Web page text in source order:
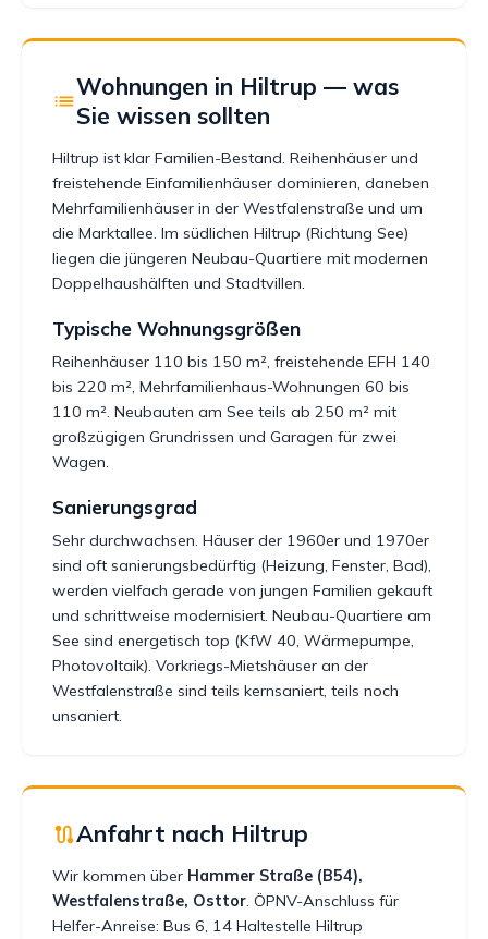
Wohnungen in Hiltrup — was
Sie wissen sollten
Hiltrup ist klar Familien-Bestand. Reihenhäuser und
freistehende Einfamilienhäuser dominieren, daneben
Mehrfamilienhäuser in der Westfalenstraße und um
die Marktallee. Im südlichen Hiltrup (Richtung See)
liegen die jüngeren Neubau-Quartiere mit modernen
Doppelhaushälften und Stadtvillen.
Typische Wohnungsgrößen
Reihenhäuser 110 bis 150 m², freistehende EFH 140
bis 220 m², Mehrfamilienhaus-Wohnungen 60 bis
110 m². Neubauten am See teils ab 250 m² mit
großzügigen Grundrissen und Garagen für zwei
Wagen.
Sanierungsgrad
Sehr durchwachsen. Häuser der 1960er und 1970er
sind oft sanierungsbedürftig (Heizung, Fenster, Bad),
werden vielfach gerade von jungen Familien gekauft
und schrittweise modernisiert. Neubau-Quartiere am
See sind energetisch top (KfW 40, Wärmepumpe,
Photovoltaik). Vorkriegs-Mietshäuser an der
Westfalenstraße sind teils kernsaniert, teils noch
unsaniert.
Anfahrt nach Hiltrup
Wir kommen über Hammer Straße (B54),
Westfalenstraße, Osttor. ÖPNV-Anschluss für
Helfer-Anreise: Bus 6, 14 Haltestelle Hiltrup